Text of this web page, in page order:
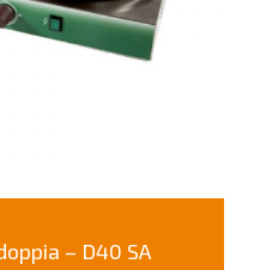
– D40 SA